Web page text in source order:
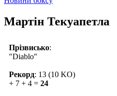
Мартін Текуапетла
Прізвисько:
"Diablo"
Рекорд: 13 (10 KO)
+ 7 + 4 = 24